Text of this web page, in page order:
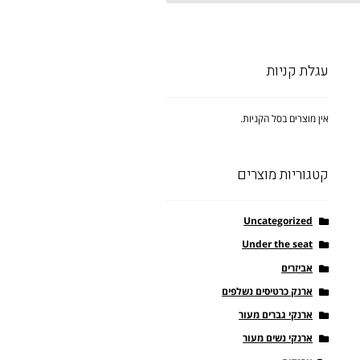
עגלת קניות
אין מוצרים בסל הקניות.
קטגוריות מוצרים
Uncategorized
Under the seat
אביזרים
ארנק כרטיסים נשלפים
ארנקי גברים מעור
ארנקי נשים מעור